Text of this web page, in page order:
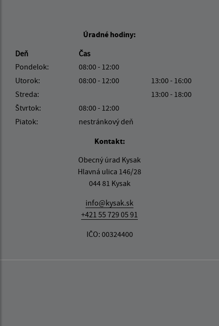
Úradné hodiny:
Deň
Čas
Pondelok:
08:00 - 12:00
Utorok:
08:00 - 12:00
13:00 - 16:00
Streda:
13:00 - 18:00
Štvrtok:
08:00 - 12:00
Piatok:
nestránkový deň
Kontakt:
Obecný úrad Kysak
Hlavná ulica 146/28
044 81 Kysak
info@kysak.sk
+421 55 729 05 91
IČO: 00324400